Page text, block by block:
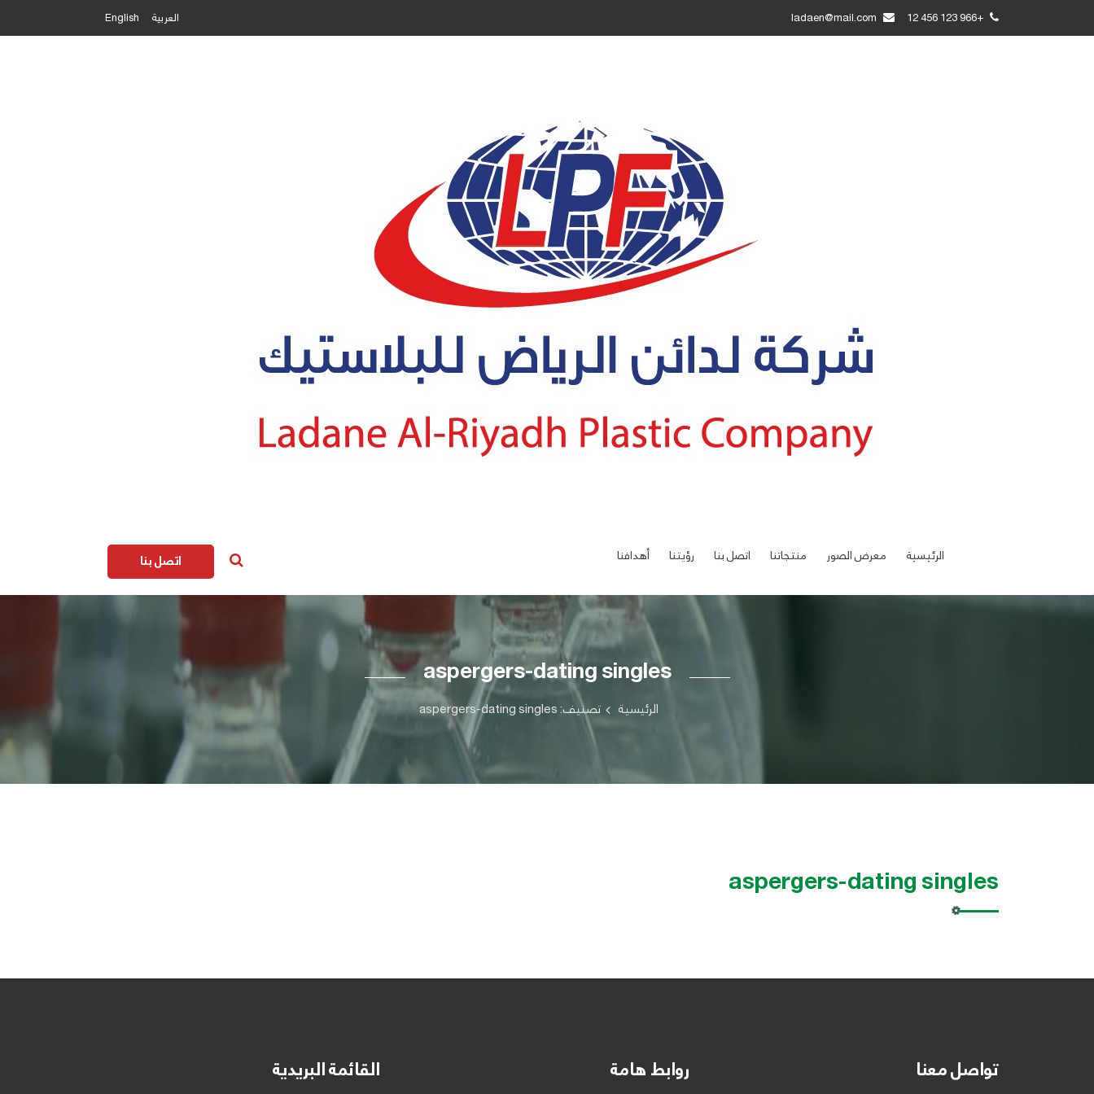
+966 123 456 12 العربية English
الرئيسية معرض الصور منتجاتنا اتصل بنا رؤيتنا أهدافنا اتصل بنا
aspergers-dating singles
الرئيسية تصنيف: aspergers-dating singles
aspergers-dating singles
تواصل معنا روابط هامة القائمة البريدية